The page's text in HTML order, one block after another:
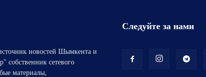
новостей Шымкента и
собственник сетевого
материалы,
Следуйте за нами